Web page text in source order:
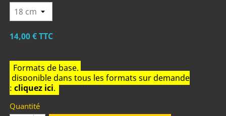
14,00 €TTC
Formats de base.
disponible dans tous les formats sur demande
:cliquez ici.
Quantité